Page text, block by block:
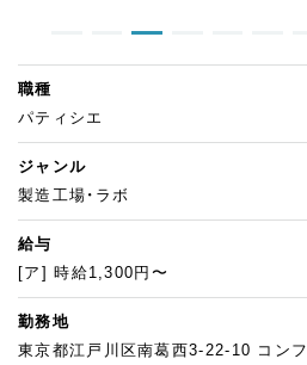
職種
パティシエ
ジャンル
製造工場・ラボ
給与
[ア] 時給1,300円〜
勤務地
東京都江戸川区南葛西3-22-10 コン